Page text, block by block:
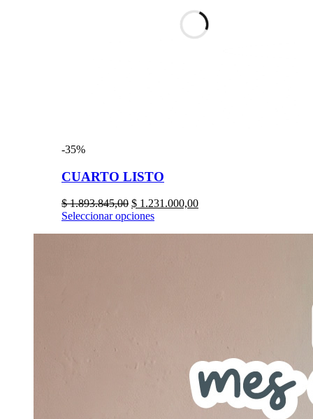
-35%
CUARTO LISTO
$1.893.845,00 $ 1.231.000,00
Seleccionar opciones